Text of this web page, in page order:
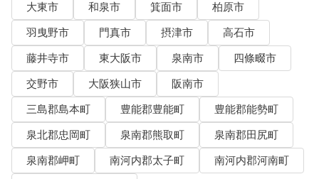
大東市
和泉市 箕面市
柏原市
羽曳野市
門真市 摂津市
高石市
藤井寺市
東大阪市 泉南市
四條畷市
交野市
大阪狭山市
阪南市
三島郡島本町
豊能郡豊能町
豊能郡能勢町
泉北郡忠岡町
泉南郡熊取町
泉南郡田尻町
泉南郡岬町
南河内郡太子町
南河内郡河南町